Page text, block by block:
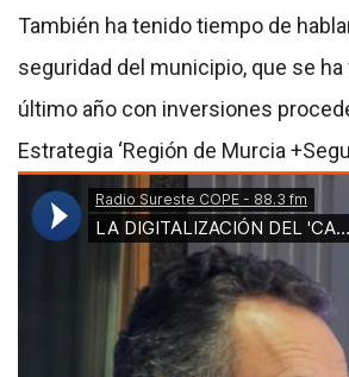
También ha tenido tiempo de
seguridad del municipio, que se ha
último año con inversiones
Estrategia ‘Región de Murcia